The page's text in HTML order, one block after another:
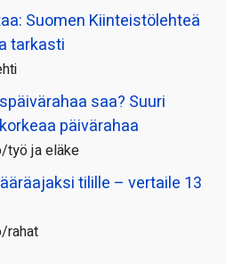
Suomen Kiinteistölehteä
tarkasti
saa? Suuri
päivärahaa
työ ja eläke
tilille – vertaile 13
rahat